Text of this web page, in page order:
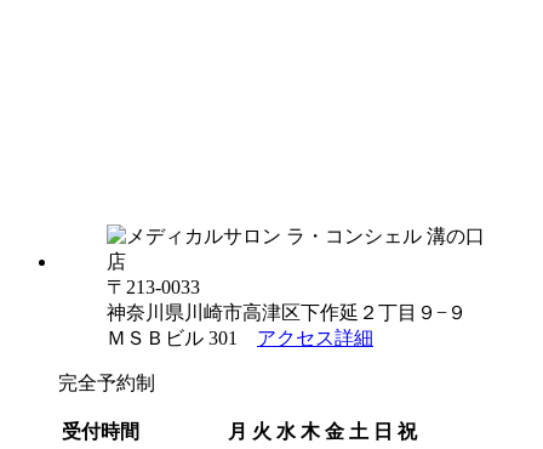
〒213-0033
神奈川県川崎市高津区下作延２丁目９−９
ＭＳＢビル 301 アクセス詳細
完全予約制
受付時間 月 火 水 木 金 土 日 祝